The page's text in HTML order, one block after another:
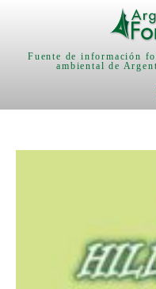
Fuente de información
ambiental de